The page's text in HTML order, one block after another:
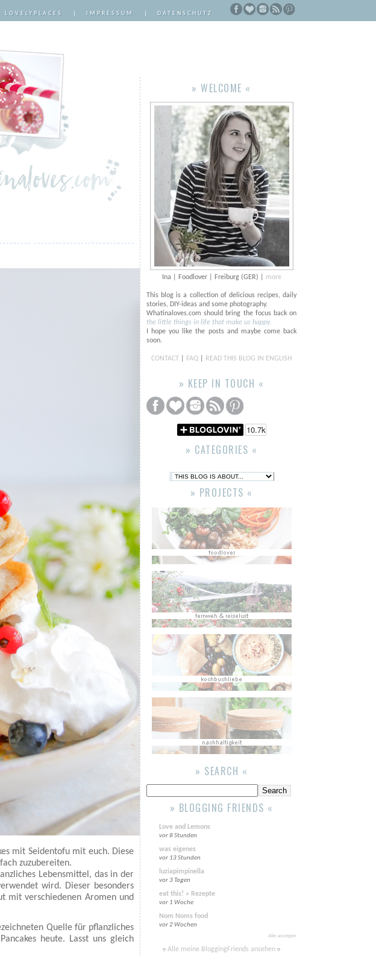
LOVELYPLACES IMPRESSUM DATENSCHUTZ
mit Seidentofu mit euch. Diese
zuzubereiten.
Lebensmittel, das in der
wird. Dieser besonders
mit verschiedenen Aromen und
Quelle für pflanzliches
heute. Lasst uns gleich
» WELCOME «
Ina | Foodlover | Freiburg (GER) | more
This blog is a collection of delicious recipes, daily
stories, DIY-ideas and some photography.
Whatinaloves.com should bring the focus back on
the little things in life that make us happy.
I hope you like the posts and maybe come back
soon.
CONTACT FAQ READ THIS BLOG IN ENGLISH
» KEEP IN TOUCH «
» CATEGORIES «
» PROJECTS «
» SEARCH «
» BLOGGING FRIENDS «
Love and Lemons
vor 8 Stunden
was eigenes
vor 13 Stunden
luziapimpinella
vor 3 Tagen
eat this! » Rezepte
vor 1 Woche
Nom Noms food
vor 2 Wochen
Alle anzeigen
Alle meine BloggingFriends ansehen